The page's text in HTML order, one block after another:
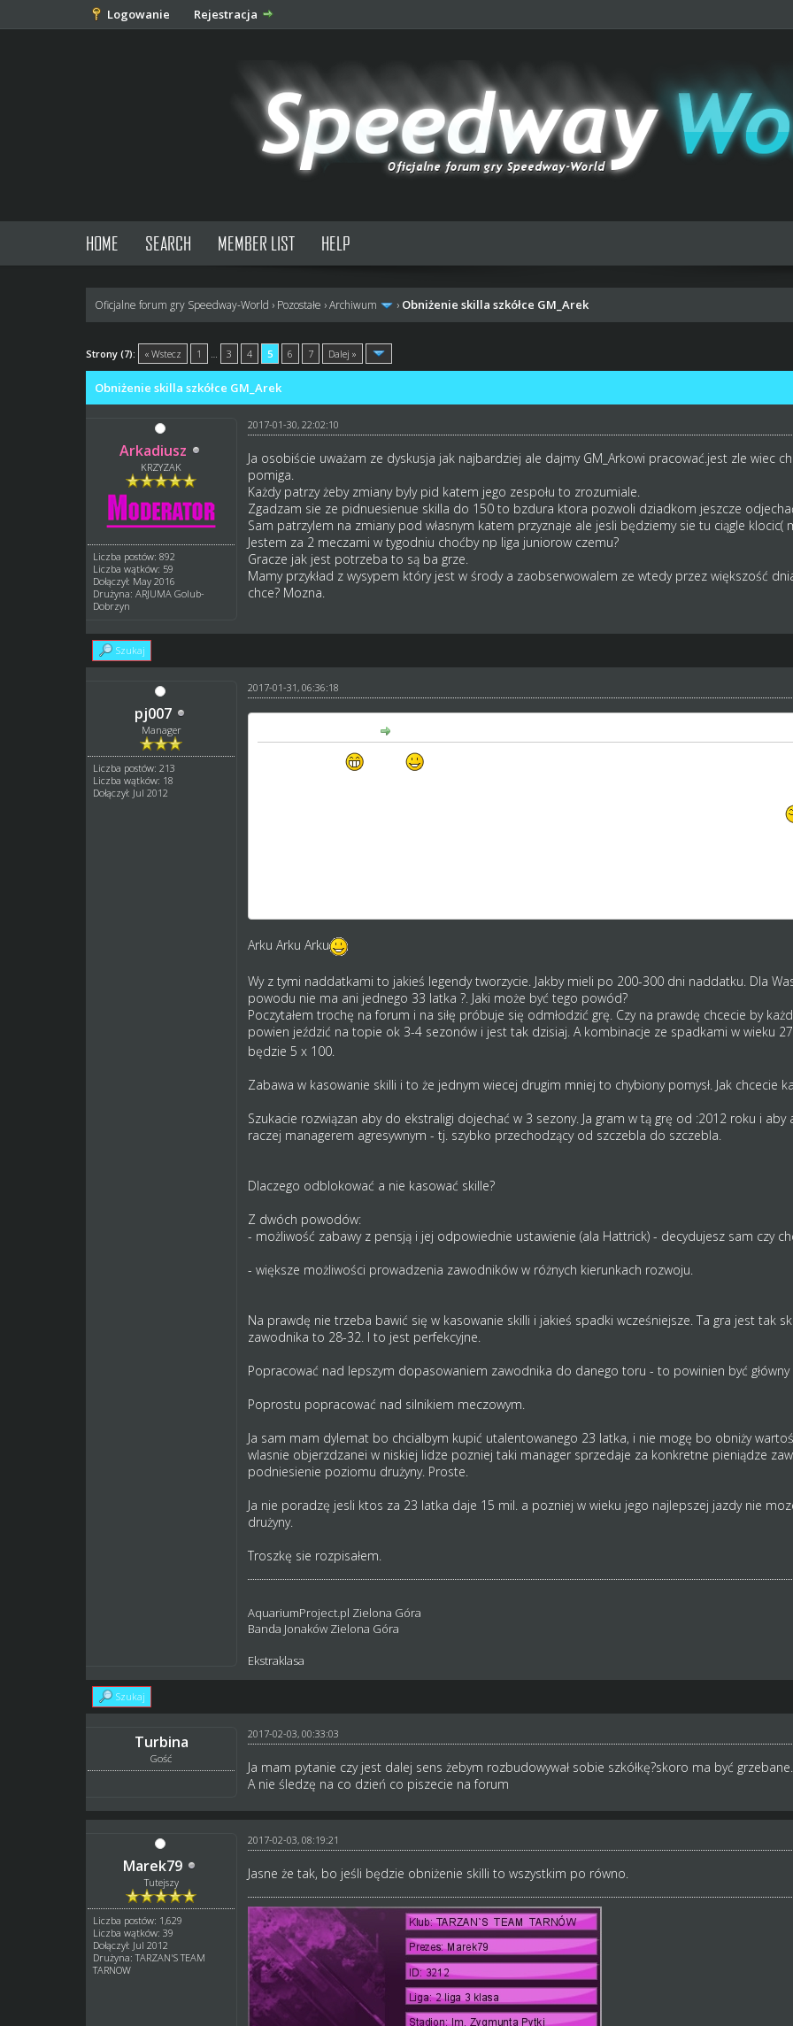
Logowanie Rejestracja
HOME SEARCH MEMBER LIST HELP
Oficjalne forum gry Speedway-World › Pozostałe ›Archiwum › Obniżenie skilla szkółce GM_Arek
Strony (7): « Wstecz 1 3 4 5 6 7 Dalej »
głosów - średnia: 5
Obniżenie skilla szkółce GM_Arek
Arkadiusz
KRZYZAK
Liczba postów: 892
Liczba wątków: 59
Dołączył: May 2016
Drużyna: ARJUMA Golub-
Dobrzyn
2017-01-30, 22:02:10
Ja osobiście uważam ze dyskusja jak najbardziej ale dajmy GM_Arkowi pracować.jest zle wiec
pomiga.
Każdy patrzy żeby zmiany byly pid katem jego zespołu to zrozumiale.
Zgadzam sie ze pidnuesienue skilla do 150 to bzdura ktora pozwoli dziadkom jeszcze
Sam patrzylem na zmiany pod własnym katem przyznaje ale jesli będziemy sie tu ciągle klocic(
Jestem za 2 meczami w tygodniu choćby np liga juniorow czemu?
Gracze jak jest potrzeba to są ba grze.
Mamy przykład z wysypem który jest w środy a zaobserwowalem ze wtedy przez większość
chce? Mozna.
Szukaj
pj007
Manager
Liczba postów: 213
Liczba wątków: 18
Dołączył: Jul 2012
2017-01-31, 06:36:18
witam bardzo konstruktywny post.
Arku Arku Arku
Wy z tymi naddatkami to jakieś legendy tworzycie. Jakby mieli po 200-300 dni naddatku. Dla
powodu nie ma ani jednego 33 latka ?. Jaki może być tego powód?
Poczytałem trochę na forum i na siłę próbuje się odmłodzić grę. Czy na prawdę chcecie by
powien jeździć na topie ok 3-4 sezonów i jest tak dzisiaj. A kombinacje ze spadkami w wieku
będzie 5 x 100.
Zabawa w kasowanie skilli i to że jednym wiecej drugim mniej to chybiony pomysł. Jak chcecie
Szukacie rozwiązan aby do ekstraligi dojechać w 3 sezony. Ja gram w tą grę od :2012 roku i
raczej managerem agresywnym - tj. szybko przechodzący od szczebla do szczebla.
Dlaczego odblokować a nie kasować skille?
Z dwóch powodów:
- możliwość zabawy z pensją i jej odpowiednie ustawienie (ala Hattrick) - decydujesz sam czy
- większe możliwości prowadzenia zawodników w różnych kierunkach rozwoju.
Na prawdę nie trzeba bawić się w kasowanie skilli i jakieś spadki wcześniejsze. Ta gra jest tak
zawodnika to 28-32. I to jest perfekcyjne.
Popracować nad lepszym dopasowaniem zawodnika do danego toru - to powinien być
Poprostu popracować nad silnikiem meczowym.
Ja sam mam dylemat bo chcialbym kupić utalentowanego 23 latka, i nie mogę bo obniży
wlasnie objerzdzanei w niskiej lidze pozniej taki manager sprzedaje za konkretne pieniądze
podniesienie poziomu drużyny. Proste.
Ja nie poradzę jesli ktos za 23 latka daje 15 mil. a pozniej w wieku jego najlepszej jazdy nie
drużyny.
Troszkę sie rozpisałem.
AquariumProject.pl Zielona Góra
Banda Jonaków Zielona Góra
Ekstraklasa
Szukaj
Turbina
Gość
2017-02-03, 00:33:03
Ja mam pytanie czy jest dalej sens żebym rozbudowywał sobie szkółkę?skoro ma być grzebane.
A nie śledzę na co dzień co piszecie na forum
Marek79
Tutejszy
Liczba postów: 1,629
Liczba wątków: 39
Dołączył: Jul 2012
Drużyna: TARZAN'S TEAM
TARNOW
2017-02-03, 08:19:21
Jasne że tak, bo jeśli będzie obniżenie skilli to wszystkim po równo.